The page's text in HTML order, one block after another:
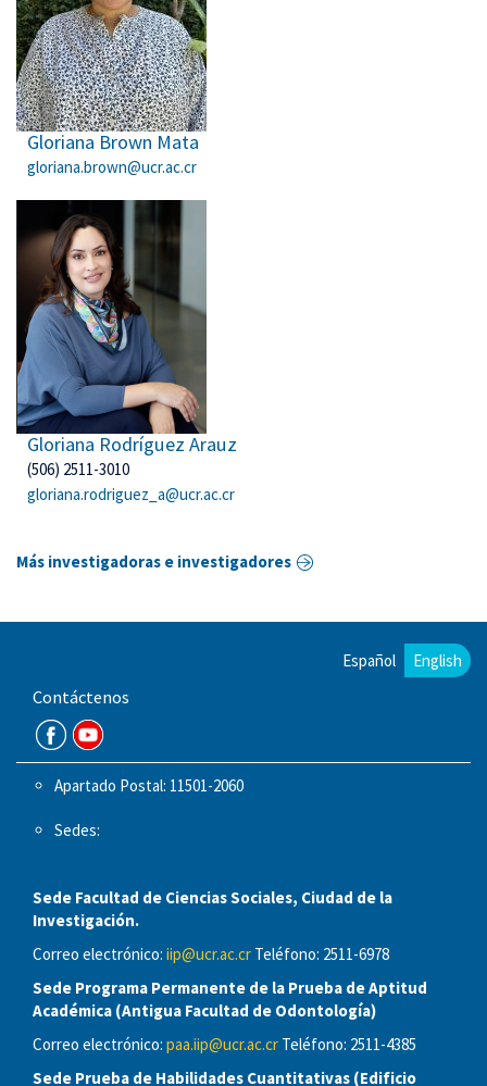
Gloriana Brown Mata
gloriana.brown@ucr.ac.cr
Gloriana Rodríguez Arauz
(506) 2511-3010
gloriana.rodriguez_a@ucr.ac.cr
Más investigadoras e investigadores
Español English
Contáctenos
Apartado Postal: 11501-2060
Sedes:
Sede Facultad de Ciencias Sociales, Ciudad de la
Investigación.
Correo electrónico: iip@ucr.ac.cr Teléfono: 2511-6978
Sede Programa Permanente de la Prueba de Aptitud
Académica (Antigua Facultad de Odontología)
Correo electrónico: paa.iip@ucr.ac.cr Teléfono: 2511-4385
Sede Prueba de Habilidades Cuantitativas (Edificio